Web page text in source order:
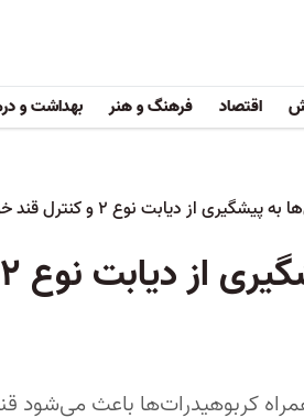
اقتصاد فرهنگ و هنر بهداشت و
از دیابت نوع ۲ و کنترل قند خون کمک می‌کنند؟
کربوهیدرات‌ها باعث می‌شود